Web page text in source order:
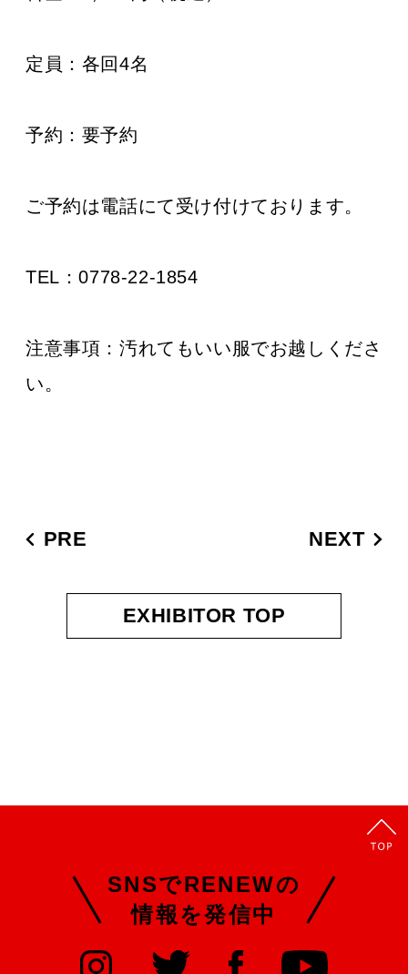
定員： 各回4名
予約： 要予約
ご予約は電話にて受け付けております。
TEL：0778-22-1854
注意事項： 汚れてもいい服でお越しくださ
い。
PRE
EXHIBITOR TOP
NEXT
SNSでRENEWの
情報を発信中